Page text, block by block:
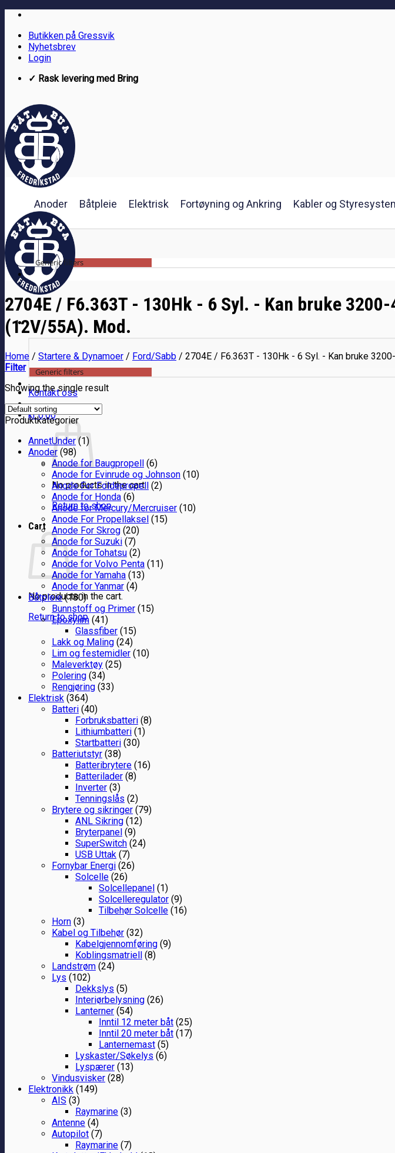
Skip
contentButikken på Gressvik
Nyhetsbrev
Login
✓ Rask levering med Bring
Generic filters
Kontakt oss
kr0.00
No products in the cart.
Return to shop
Cart
No products in the cart.
Return to shop
Anoder Båtpleie Elektrisk Fortøyning og Ankring Kabler og
Generic filters
2704E / F6.363T - 130Hk - 6 Syl. - Kan bruke
(12V/55A). Mod.
Home / Startere & Dynamoer / Ford/Sabb / 2704E / F6.363T - 130Hk - 6 Syl. - Kan bruke
Filter
Showing the single result
Produktkategorier
AnnetUnder (1)
Anoder (98)
Anode for Baugpropell (6)
Anode for Evinrude og Johnson (10)
Anode For Foldepropell (2)
Anode for Honda (6)
Anode for Mercury/Mercruiser (10)
Anode For Propellaksel (15)
Anode For Skrog (20)
Anode for Suzuki (7)
Anode for Tohatsu (2)
Anode for Volvo Penta (11)
Anode for Yamaha (13)
Anode for Yanmar (4)
Båtpleie (180)
Bunnstoff og Primer (15)
Epoxylim (41)
Glassfiber (15)
Lakk og Maling (24)
Lim og festemidler (10)
Maleverktøy (25)
Polering (34)
Rengjøring (33)
Elektrisk (364)
Batteri (40)
Forbruksbatteri (8)
Lithiumbatteri (1)
Startbatteri (30)
Batteriutstyr (38)
Batteribrytere (16)
Batterilader (8)
Inverter (3)
Tenningslås (2)
Brytere og sikringer (79)
ANL Sikring (12)
Bryterpanel (9)
SuperSwitch (24)
USB Uttak (7)
Fornybar Energi (26)
Solcelle (26)
Solcellepanel (1)
Solcelleregulator (9)
Tilbehør Solcelle (16)
Horn (3)
Kabel og Tilbehør (32)
Kabelgjennomføring (9)
Koblingsmatriell (8)
Landstrøm (24)
Lys (102)
Dekkslys (5)
Interiørbelysning (26)
Lanterner (54)
Inntil 12 meter båt (25)
Inntil 20 meter båt (17)
Lanternemast (5)
Lyskaster/Søkelys (6)
Lyspærer (13)
Vindusvisker (28)
Elektronikk (149)
AIS (3)
Raymarine (3)
Antenne (4)
Autopilot (7)
Raymarine (7)